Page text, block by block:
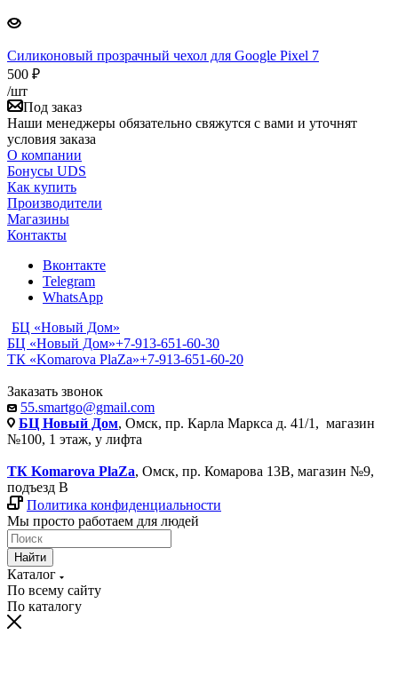
Силиконовый прозрачный чехол для Google Pixel 7
500 ₽
/шт
Под заказ
Наши менеджеры обязательно свяжутся с вами и уточнят
условия заказа
О компании
Бонусы UDS
Как купить
Производители
Магазины
Контакты
Вконтакте
Telegram
WhatsApp
БЦ «Новый Дом»
БЦ «Новый Дом»+7-913-651-60-30
ТК «Komarova PlaZa»+7-913-651-60-20
Заказать звонок
55.smartgo@gmail.com
БЦ Новый Дом, Омск, пр. Карла Маркса д. 41/1, магазин
№100, 1 этаж, у лифта
ТК Komarova PlaZa, Омск, пр. Комарова 13В, магазин №9,
подъезд В
Политика конфиденциальности
Мы просто работаем для людей
Найти
Каталог
По всему сайту
По каталогу